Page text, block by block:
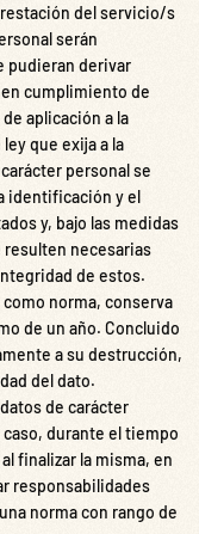
del servicio/s
serán
pudieran derivar
cumplimiento de
aplicación a la
que exija a la
personal se
identificación y el
y, bajo las medidas
resulten necesarias
de estos.
como norma, conserva
de un año. Concluido
a su destrucción,
del dato.
de carácter
durante el tiempo
finalizar la misma, en
responsabilidades
norma con rango de